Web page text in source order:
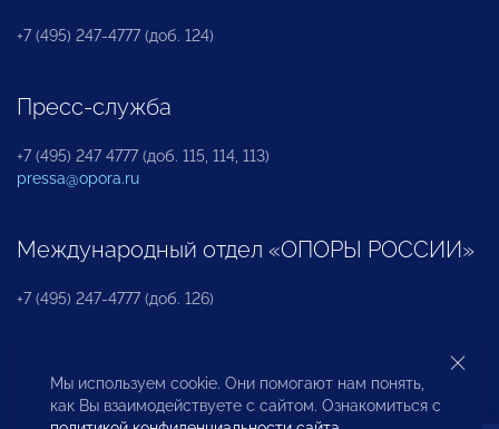
+7 (495) 247-4777 (доб. 124)
Пресс-служба
+7 (495) 247 4777 (доб. 115, 114, 113)
pressa@opora.ru
Международный отдел «ОПОРЫ РОССИИ»
+7 (495) 247-4777 (доб. 126)
Бюро по защите прав предпринимателей и
инвесторов
Мы используем cookie. Они помогают нам понять,
как Вы взаимодействуете с сайтом. Ознакомиться с